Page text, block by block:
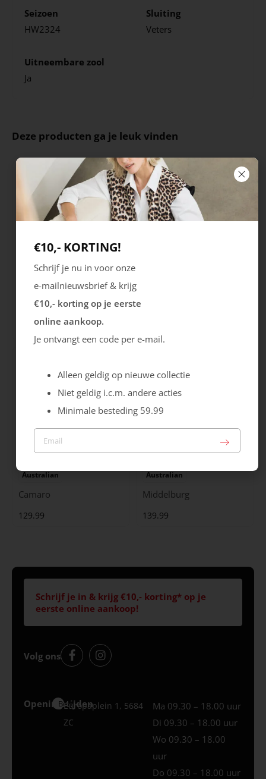
Seizoen
HW2324
Sluiting
Veters
Uitneembare zool
Ja
Deze producten ga je leuk vinden
Ecco
City Stride
Australian
Camaro
129.99
Australian
Middelburg
139.99
Schrijf je in & krijg €10,- korting* op je
eerste online aankoop!
Volg ons
Openingstijden
Best
Europaplein 1, 5684
ZC
Ma 09.30 – 18.00 uur
Di 09.30 – 18.00 uur
Wo 09.30 – 18.00
uur
Do 09.30 – 18.00 uur
€10,- KORTING!
Schrijf je nu in voor onze
e-mailnieuwsbrief & krijg
€10,- korting op je eerste
online aankoop.
Je ontvangt een code per e-mail.
Alleen geldig op nieuwe collectie
Niet geldig i.c.m. andere acties
Minimale besteding 59.99